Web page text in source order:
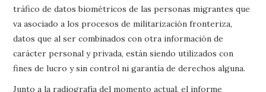
tráfico de datos biométricos de las personas migrantes que
va asociado a los procesos de militarización fronteriza,
datos que al ser combinados con otra información de
carácter personal y privada, están siendo utilizados con
fines de lucro y sin control ni garantía de derechos alguna.
Junto a la radiografía del momento actual, el informe